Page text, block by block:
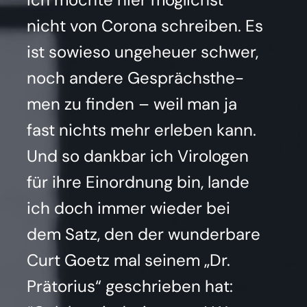
nicht von Coro­na schrei­ben. Es
ist sowie­so unge­heu­er schwer,
noch ande­re Gesprächs­the­
men zu fin­den – weil man ja
fast nichts mehr erle­ben kann.
Und so dank­bar ich Viro­lo­gen
für ihre Ein­ord­nung bin, lan­de
ich doch immer wie­der bei
dem Satz, den der wun­der­ba­re
Curt Goetz mal sei­nem „Dr.
Prä­to­ri­us“ geschrie­ben hat: